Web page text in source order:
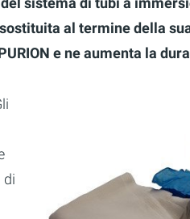
al termine della
e ne aumenta la
di